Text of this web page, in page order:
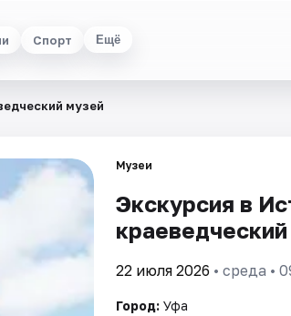
Спорт Ещё
музей
Музеи
Экскурсия в
22 июля 2026 • среда •
Город: Уфа